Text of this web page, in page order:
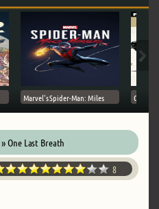
Marvel's Spider-Man: Miles Ghost
» One Last Breath
8